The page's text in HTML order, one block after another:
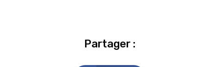
Partager :